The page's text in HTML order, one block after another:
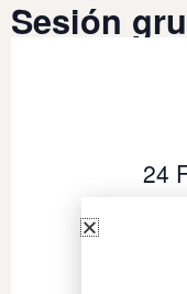
Sesión
24